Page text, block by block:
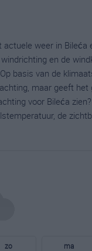
weer in Bileća
en de
basis van de
maar geeft het
voor Bileća
de
zo ma